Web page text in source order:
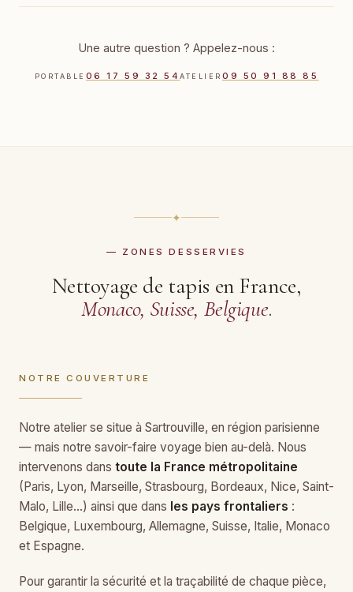
Une autre question ? Appelez-nous :
PORTABLE 06 17 59 32 54ATELIER09 50 91 88 85
✦
— ZONES DESSERVIES
Nettoyage de tapis en France,
Monaco, Suisse, Belgique.
NOTRE COUVERTURE
Notre atelier se situe à Sartrouville, en région parisienne
— mais notre savoir-faire voyage bien au-delà. Nous
intervenons dans toute la France métropolitaine
(Paris, Lyon, Marseille, Strasbourg, Bordeaux, Nice, Saint-
Malo, Lille…) ainsi que dans les pays frontaliers :
Belgique, Luxembourg, Allemagne, Suisse, Italie, Monaco
et Espagne.
Pour garantir la sécurité et la traçabilité de chaque pièce,